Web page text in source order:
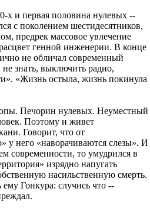
х и первая половина нулевых --
с поколением шестидесятников,
предрек массовое увлечение
генной инженерии. В конце
не обличал современный
знать, выключить радио,
«Жизнь остыла, жизнь покинула
Печорин нулевых. Неуместный
Поэтому и живет
Говорит, что от
у него «наворачиваются слезы». И
современности, то умудрился в
изрядно напугать
насильственную смерть.
Гонкура: случись что --